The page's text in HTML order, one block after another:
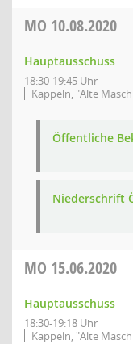
MO 10.08.2020
Hauptausschuss
18:30-19:45 Uhr
Kappeln, "Alte
Öffentliche
Niederschrift
MO 15.06.2020
Hauptausschuss
18:30-19:18 Uhr
Kappeln, "Alte